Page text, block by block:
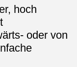
hoch
oder von